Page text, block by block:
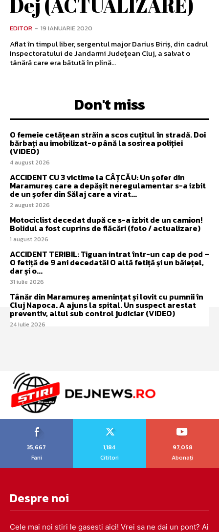
EDITOR - 19 IANUARIE 2020
Aflat în timpul liber, sergentul major Darius Biriș, din cadrul
Inspectoratului de Jandarmi Judeţean Cluj, a salvat o
tânără care era bătută în plină...
Don't miss
O femeie cetățean străin a scos cuțitul în stradă. Doi
bărbați au imobilizat-o până la sosirea poliției
(VIDEO)
4 august 2026
ACCIDENT CU 3 victime la CÂȚCĂU: Un șofer din
Maramureș care a depășit neregulamentar s-a izbit
de un șofer din Sălaj care a virat...
2 august 2026
Motociclist decedat după ce s-a izbit de un camion!
Bolidul a fost cuprins de flăcări (foto / actualizare)
1 august 2026
ACCIDENT TERIBIL: Tiguan intrat într-un cap de pod –
O fetiță de 9 ani decedată! O altă fetiță și un băiețel,
dar și o...
31 iulie 2026
Tânăr din Maramureș amenințat și lovit cu pumnii în
Cluj Napoca. A ajuns la spital. Un suspect arestat
preventiv, altul sub control judiciar (VIDEO)
24 iulie 2026
35,667
Fani
1,184
Cititori
97,058
Abonați
Despre noi
Cele mai noi stiri le gasesti aici! Vrei sa ne dai un pont? Ai